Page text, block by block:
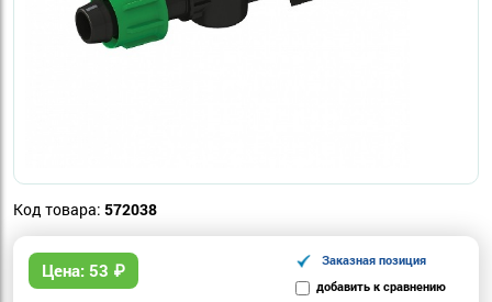
Код товара: 572038
Цена: 53 ₽
Заказная позиция
добавить к сравнению